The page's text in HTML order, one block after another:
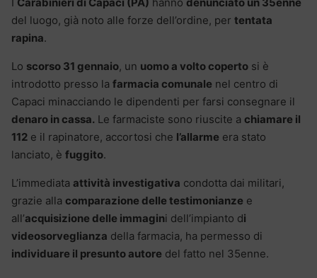
I Carabinieri di Capaci (PA) hanno denunciato un 35enne
del luogo, già noto alle forze dell’ordine, per tentata
rapina.
Lo scorso 31 gennaio, un uomo a volto coperto si è
introdotto presso la farmacia comunale nel centro di
Capaci minacciando le dipendenti per farsi consegnare il
denaro in cassa. Le farmaciste sono riuscite a chiamare il
112 e il rapinatore, accortosi che l’allarme era stato
lanciato, è fuggito.
L’immediata attività investigativa condotta dai militari,
grazie alla comparazione delle testimonianze e
all’acquisizione delle immagini dell’impianto di
videosorveglianza della farmacia, ha permesso di
individuare il presunto autore del fatto nel 35enne.